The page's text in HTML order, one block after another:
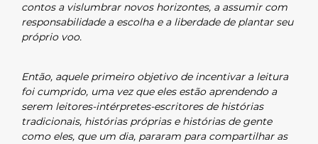
contos a vislumbrar novos horizontes, a assumir com
responsabilidade a escolha e a liberdade de plantar seu
próprio voo.
Então, aquele primeiro objetivo de incentivar a leitura
foi cumprido, uma vez que eles estão aprendendo a
serem leitores-intérpretes-escritores de histórias
tradicionais, histórias próprias e histórias de gente
como eles, que um dia, pararam para compartilhar as